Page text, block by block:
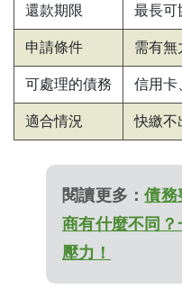
還款期限 最長可
申請條件 需有無
可處理的債務 信用卡
適合情況 快繳不
閱讀更多：債務
商有什麼不同
壓力！